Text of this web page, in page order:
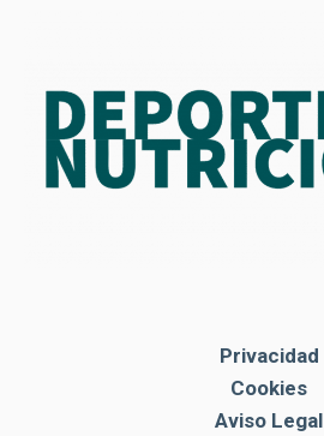
Privacidad
Cookies
Aviso Legal